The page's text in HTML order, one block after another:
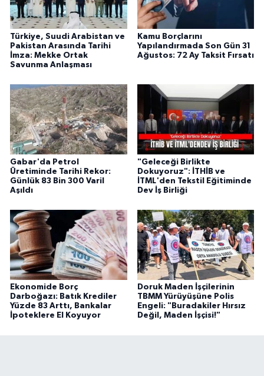
Türkiye, Suudi Arabistan ve
Pakistan Arasında Tarihi
İmza: Mekke Ortak
Savunma Anlaşması
Kamu Borçlarını
Yapılandırmada Son Gün 31
Ağustos: 72 Ay Taksit Fırsatı
Gabar'da Petrol
Üretiminde Tarihi Rekor:
Günlük 83 Bin 300 Varil
Aşıldı
"Geleceği Birlikte
Dokuyoruz": İTHİB ve
İTML'den Tekstil Eğitiminde
Dev İş Birliği
Ekonomide Borç
Darboğazı: Batık Krediler
Yüzde 83 Arttı, Bankalar
İpoteklere El Koyuyor
Doruk Maden İşçilerinin
TBMM Yürüyüşüne Polis
Engeli: "Buradakiler Hırsız
Değil, Maden İşçisi!"